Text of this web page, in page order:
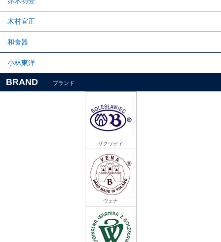
木村宜正
和食器
小林東洋
BRAND ブランド
ザクワディ
ヴェナ